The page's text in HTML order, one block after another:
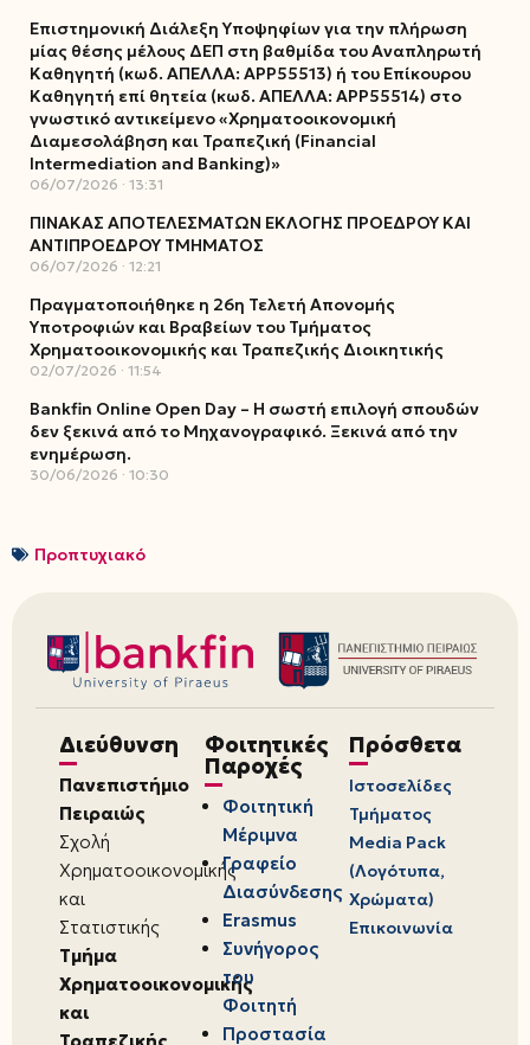
Επιστημονική Διάλεξη Υποψηφίων για την πλήρωση
μίας θέσης μέλους ΔΕΠ στη βαθμίδα του Αναπληρωτή
Καθηγητή (κωδ. ΑΠΕΛΛΑ: ΑΡΡ55513) ή του Επίκουρου
Καθηγητή επί θητεία (κωδ. ΑΠΕΛΛΑ: ΑΡΡ55514) στο
γνωστικό αντικείμενο «Χρηματοοικονομική
Διαμεσολάβηση και Τραπεζική (Financial
Intermediation and Banking)»
06/07/2026 13:31
ΠΙΝΑΚΑΣ ΑΠΟΤΕΛΕΣΜΑΤΩΝ ΕΚΛΟΓΗΣ ΠΡΟΕΔΡΟΥ ΚΑΙ
ΑΝΤΙΠΡΟΕΔΡΟΥ ΤΜΗΜΑΤΟΣ
06/07/2026 12:21
Πραγματοποιήθηκε η 26η Τελετή Απονομής
Υποτροφιών και Βραβείων του Τμήματος
Χρηματοοικονομικής και Τραπεζικής Διοικητικής
02/07/2026 11:54
Bankfin Online Open Day – Η σωστή επιλογή σπουδών
δεν ξεκινά από το Μηχανογραφικό. Ξεκινά από την
ενημέρωση.
30/06/2026 10:30
Προπτυχιακό
Διεύθυνση
Πανεπιστήμιο
Πειραιώς
Σχολή
Χρηματοοικονομικής
και
Στατιστικής
Τμήμα
Χρηματοοικονομικής
και
Φοιτητικές
Παροχές
Φοιτητική
Μέριμνα
Γραφείο
Διασύνδεσης
Erasmus
Συνήγορος
του
Φοιτητή
Προστασία
Πρόσθετα
Ιστοσελίδες
Τμήματος
Media Pack
(Λογότυπα,
Χρώματα)
Επικοινωνία